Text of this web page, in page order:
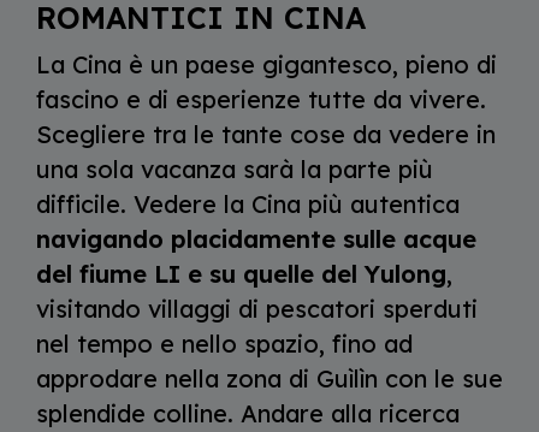
ROMANTICI IN CINA
La Cina è un paese gigantesco, pieno di
fascino e di esperienze tutte da vivere.
Scegliere tra le tante cose da vedere in
una sola vacanza sarà la parte più
difficile. Vedere la Cina più autentica
navigando placidamente sulle acque
del fiume LI e su quelle del Yulong,
visitando villaggi di pescatori sperduti
nel tempo e nello spazio, fino ad
approdare nella zona di Guìlìn con le sue
splendide colline. Andare alla ricerca